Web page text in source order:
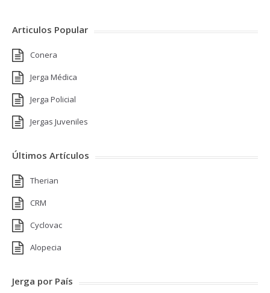
Articulos Popular
Conera
Jerga Médica
Jerga Policial
Jergas Juveniles
Últimos Artículos
Therian
CRM
Cyclovac
Alopecia
Jerga por País